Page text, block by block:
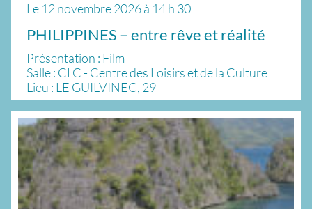
Le 12 novembre 2026à 14 h 30
PHILIPPINES – entre rêve et réalité
Présentation : Film
Salle : CLC - Centre des Loisirs et de la Culture
Lieu : LE GUILVINEC, 29